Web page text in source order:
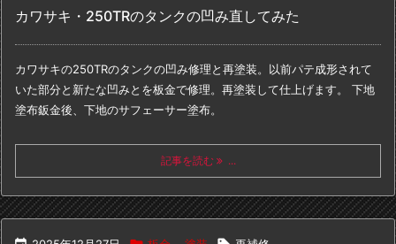
カワサキ・250TRのタンクの凹み直してみた
カワサキの250TRのタンクの凹み修理と再塗装。 以前パテ成形されて
いた部分と新たな凹みとを板金で修理。再塗装して仕上げます。
下地
塗布鈑金後、下地のサフェーサー塗布。
記事を読む ...